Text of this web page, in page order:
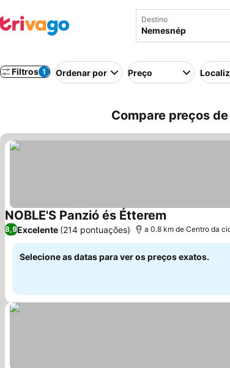
Destino
Filtros 1 Ordenar por Preço
Compare preços
NOBLE'S Panzió és Étterem
8,9Excelente (214 pontuações) a 0.8 km de Centro da
Selecione as datas para ver os preços exatos.